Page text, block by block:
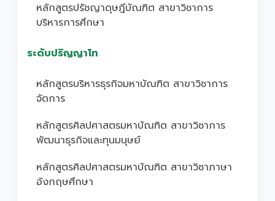
หลักสูตรปรัชญาดุษฎีบัณฑิต สาขาวิชาการ
บริหารการศึกษา
ระดับปริญญาโท
หลักสูตรบริหารธุรกิจมหาบัณฑิต สาขาวิชาการ
จัดการ
หลักสูตรศิลปศาสตรมหาบัณฑิต สาขาวิชาการ
พัฒนาธุรกิจและทุนมนุษย์
หลักสูตรศิลปศาสตรมหาบัณฑิต สาขาวิชาภาษา
อังกฤษศึกษา